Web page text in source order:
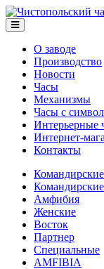
О заводе
Производство
Новости
Часы
Механизмы
Часы с
Интерьерные
Интернет-
Контакты
Командирские
Амфибия
Женские
Восток
Партнер
Специальные
AMFIBIA